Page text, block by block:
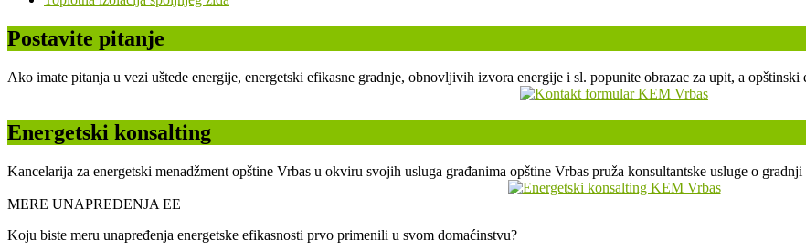
Postavite pitanje
Ako imate pitanja u vezi uštede energije, energetski efikasne gradnje, obnovljivih izvora energije i sl. popunite obrazac za upit, a
Energetski konsalting
Kancelarija za energetski menadžment opštine Vrbas u okviru svojih usluga građanima opštine Vrbas pruža konsultantske usluge o
MERE UNAPREĐENJA EE
Koju biste meru unapređenja energetske efikasnosti prvo primenili u svom domaćinstvu?